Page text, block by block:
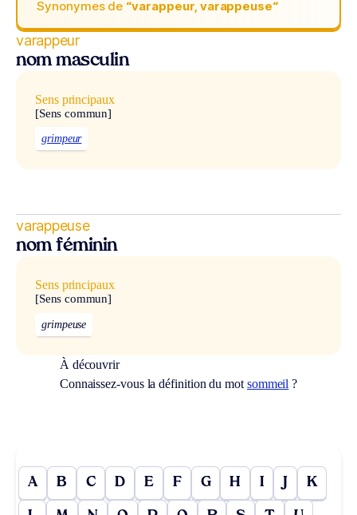
Synonymes de “varappeur, varappeuse“
varappeur
nom masculin
Sens principaux
[Sens commun]
grimpeur
varappeuse
nom féminin
Sens principaux
[Sens commun]
grimpeuse
À découvrir
Connaissez-vous la définition du mot sommeil ?
A B C D E F G H I J K